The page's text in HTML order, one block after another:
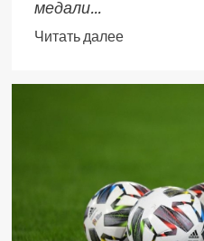
медали...
Читать далее